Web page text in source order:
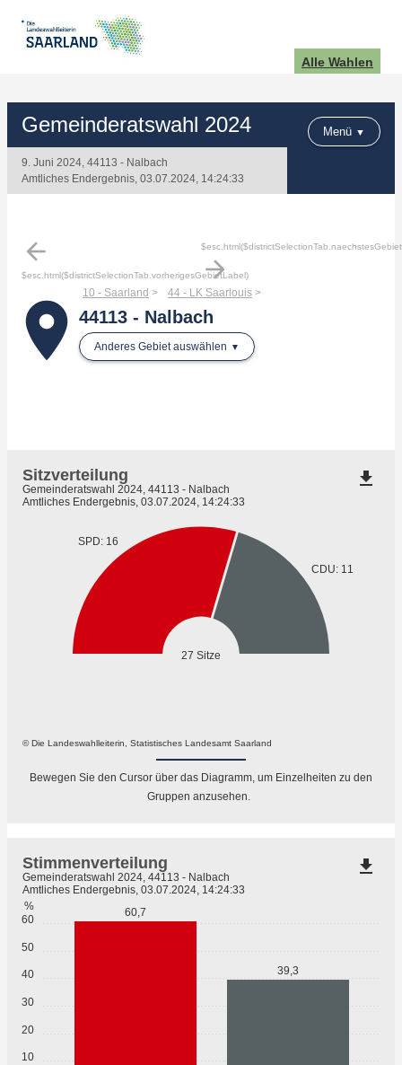
Alle Wahlen
Gemeinderatswahl 2024
9. Juni 2024, 44113 - Nalbach
Amtliches Endergebnis, 03.07.2024, 14:24:33
Menü
arrow_back
$esc.html($districtSelectionTab.vorherigesGebietLabel)
arrow_forward
place
10 - Saarland 44 - LK Saarlouis
44113 - Nalbach
Anderes Gebiet auswählen
27 Sitze
SPD: 16
CDU: 11
© Die Landeswahlleiterin, Statistisches Landesamt Saarland
Sitzverteilung
Gemeinderatswahl 2024, 44113 - Nalbach
Amtliches Endergebnis, 03.07.2024, 14:24:33
file_download
Bewegen Sie den Cursor über das Diagramm, um Einzelheiten zu den
Gruppen anzusehen.
10
20
30
40
50
60
%
60,7
39,3
Stimmenverteilung
Gemeinderatswahl 2024, 44113 - Nalbach
Amtliches Endergebnis, 03.07.2024, 14:24:33
file_download